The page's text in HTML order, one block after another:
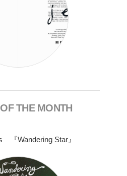
THE MONTH
『Wandering Star』